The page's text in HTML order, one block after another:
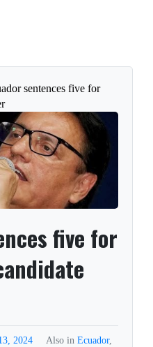
sentences five for
five for
2024 Also in Ecuador,